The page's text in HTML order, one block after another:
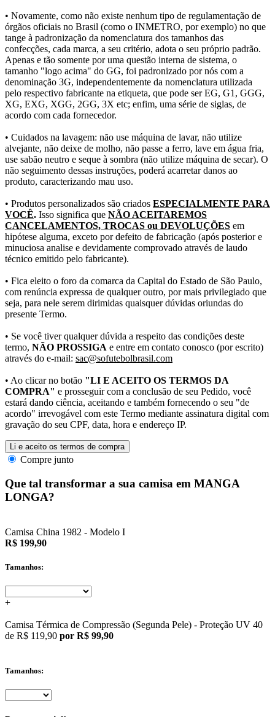
• Novamente, como não existe nenhum tipo de regulamentação de
órgãos oficiais no Brasil (como o INMETRO, por exemplo) no que
tange à padronização da nomenclatura dos tamanhos das
confecções, cada marca, a seu critério, adota o seu próprio padrão.
Apenas e tão somente por uma questão interna de sistema, o
tamanho "logo acima" do GG, foi padronizado por nós com a
denominação 3G, independentemente da nomenclatura utilizada
pelo respectivo fabricante na etiqueta, que pode ser EG, G1, GGG,
XG, EXG, XGG, 2GG, 3X etc; enfim, uma série de siglas, de
acordo com cada fornecedor.
• Cuidados na lavagem: não use máquina de lavar, não utilize
alvejante, não deixe de molho, não passe a ferro, lave em água fria,
use sabão neutro e seque à sombra (não utilize máquina de secar). O
não seguimento dessas instruções, poderá acarretar danos ao
produto, caracterizando mau uso.
• Produtos personalizados são criados ESPECIALMENTE PARA
VOCÊ. Isso significa que NÃO ACEITAREMOS
CANCELAMENTOS, TROCAS ou DEVOLUÇÕES em
hipótese alguma, exceto por defeito de fabricação (após posterior e
minuciosa analise e devidamente comprovado através de laudo
técnico emitido pelo fabricante).
• Fica eleito o foro da comarca da Capital do Estado de São Paulo,
com renúncia expressa de qualquer outro, por mais privilegiado que
seja, para nele serem dirimidas quaisquer dúvidas oriundas do
presente Termo.
• Se você tiver qualquer dúvida a respeito das condições deste
termo, NÃO PROSSIGA e entre em contato conosco (por escrito)
através do e-mail: sac@sofutebolbrasil.com
• Ao clicar no botão "LI E ACEITO OS TERMOS DA
COMPRA" e prosseguir com a conclusão de seu Pedido, você
estará dando ciência, aceitando e também fornecendo o seu "de
acordo" irrevogável com este Termo mediante assinatura digital com
gravação do seu CPF, data, hora e endereço IP.
Li e aceito os termos de compra
Compre junto
Que tal transformar a sua camisa em MANGA
LONGA?
Camisa China 1982 - Modelo I
R$ 199,90
Tamanhos:
+
Camisa Térmica de Compressão (Segunda Pele) - Proteção UV 40
de R$ 119,90 por R$ 99,90
Tamanhos: